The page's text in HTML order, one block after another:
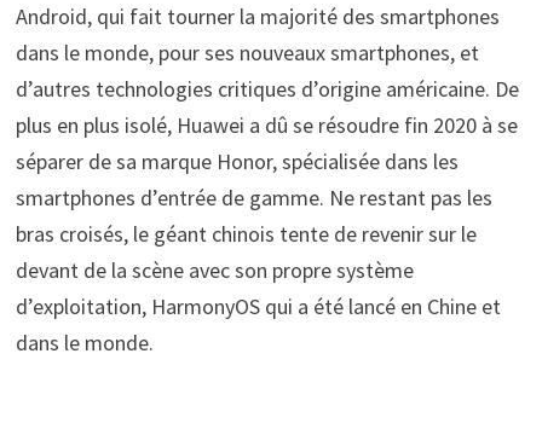
Android, qui fait tourner la majorité des smartphones
dans le monde, pour ses nouveaux smartphones, et
d’autres technologies critiques d’origine américaine. De
plus en plus isolé, Huawei a dû se résoudre fin 2020 à se
séparer de sa marque Honor, spécialisée dans les
smartphones d’entrée de gamme. Ne restant pas les
bras croisés, le géant chinois tente de revenir sur le
devant de la scène avec son propre système
d’exploitation, HarmonyOS qui a été lancé en Chine et
dans le monde.